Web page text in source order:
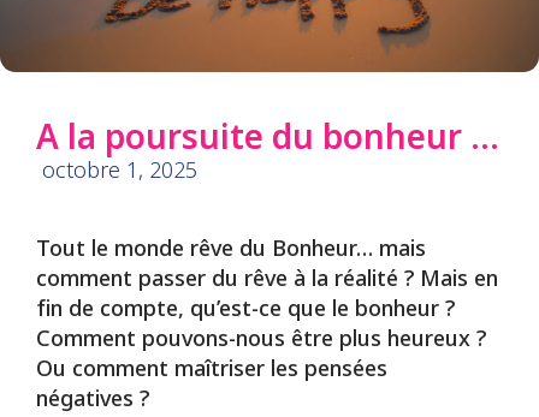
A la poursuite du bonheur …
octobre 1, 2025
Tout le monde rêve du Bonheur… mais
comment passer du rêve à la réalité ? Mais en
fin de compte, qu’est-ce que le bonheur ?
Comment pouvons-nous être plus heureux ?
Ou comment maîtriser les pensées
négatives ?